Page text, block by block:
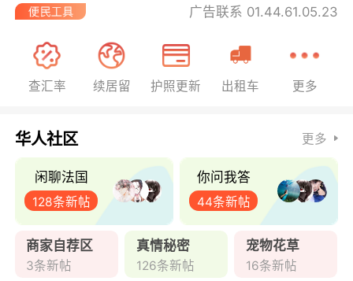
广告联系 01.44.61.05.23
查汇率 续居留 护照更新 出租车 更多
华人社区 更多
闲聊法国
128条新帖
你问我答
44条新帖
商家自荐区
3条新帖
真情秘密
126条新帖
宠物花草
16条新帖